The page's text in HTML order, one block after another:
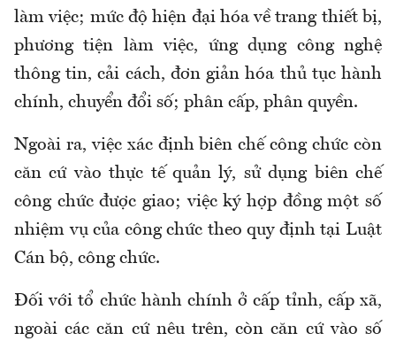
làm việc; mức độ hiện đại hóa về trang thiết bị,
phương tiện làm việc, ứng dụng công nghệ
thông tin, cải cách, đơn giản hóa thủ tục hành
chính, chuyển đổi số; phân cấp, phân quyền.
Ngoài ra, việc xác định biên chế công chức còn
căn cứ vào thực tế quản lý, sử dụng biên chế
công chức được giao; việc ký hợp đồng một số
nhiệm vụ của công chức theo quy định tại Luật
Cán bộ, công chức.
Đối với tổ chức hành chính ở cấp tỉnh, cấp xã,
ngoài các căn cứ nêu trên,còn căn cứ vào số